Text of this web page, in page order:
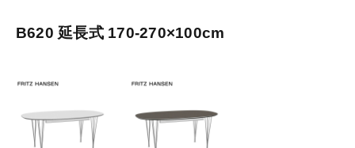
B620 延長式 170-270×100cm